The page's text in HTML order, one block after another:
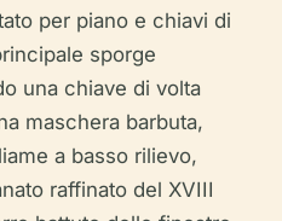
per piano e chiavi di
sporge
una chiave di volta
maschera barbuta,
a basso rilievo,
raffinato del XVIII